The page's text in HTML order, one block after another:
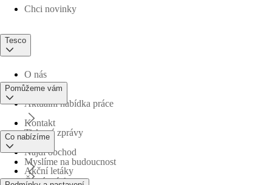
Chci novinky
Tesco
O nás
Aktuální nabídka práce
Tiskové zprávy
Myslíme na budoucnost
Pomůžeme vám
Kontakt
Najdi obchod
Časté otázky
Co nabízíme
Akční letáky